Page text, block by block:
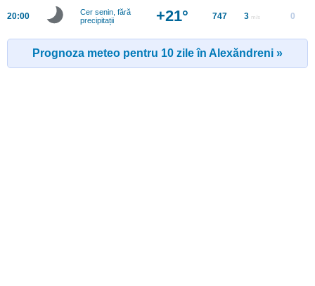
20:00
Cer senin, fără
precipitații
+21° 747 3 m/s 0
Prognoza meteo pentru 10 zile în Alexăndreni »